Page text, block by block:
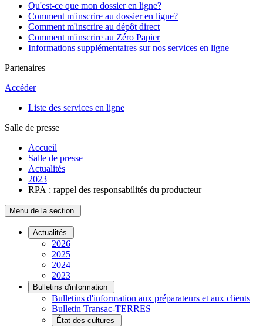
Qu'est-ce que mon dossier en ligne?
Comment m'inscrire au dossier en ligne?
Comment m'inscrire au dépôt direct
Comment m'inscrire au Zéro Papier
Informations supplémentaires sur nos services en ligne
Partenaires
Accéder
Liste des services en ligne
Salle de presse
Accueil
Salle de presse
Actualités
2023
RPA : rappel des responsabilités du producteur
Menu de la section
Actualités
2026
2025
2024
2023
Bulletins d'information
Bulletins d'information aux préparateurs et aux clients
Bulletin Transac-TERRES
État des cultures